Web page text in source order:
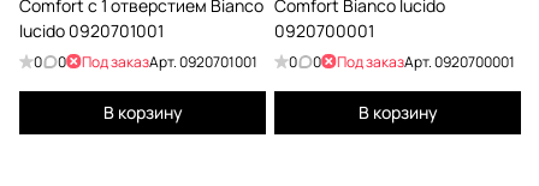
Comfort с 1 отверстием Bianco
lucido 0920701001
0 0 Под заказАрт.0920701001
В корзину
Comfort Bianco lucido
0920700001
0 0 Под заказАрт.0920700001
В корзину